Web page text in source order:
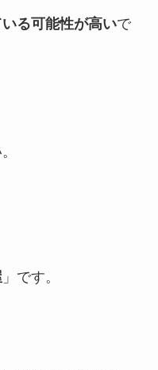
る可能性が高いで
」です。